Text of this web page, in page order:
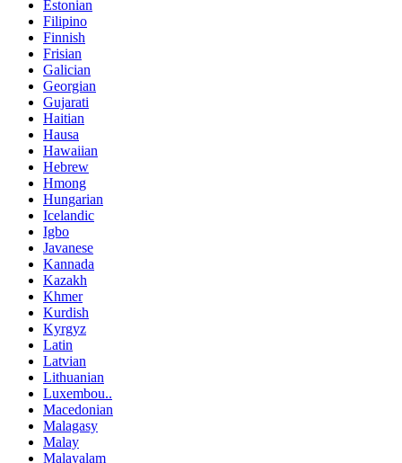
Estonian
Filipino
Finnish
Frisian
Galician
Georgian
Gujarati
Haitian
Hausa
Hawaiian
Hebrew
Hmong
Hungarian
Icelandic
Igbo
Javanese
Kannada
Kazakh
Khmer
Kurdish
Kyrgyz
Latin
Latvian
Lithuanian
Luxembou..
Macedonian
Malagasy
Malay
Malayalam